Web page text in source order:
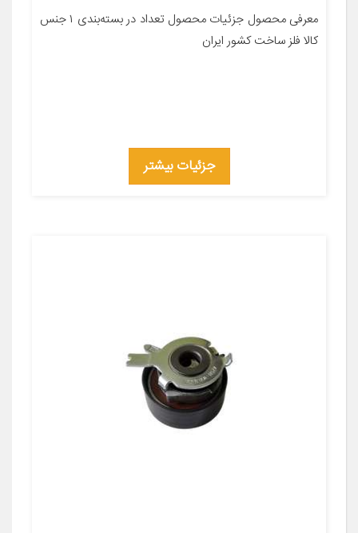
معرفی محصول جزئیات محصول تعداد در بسته‌بندی ۱ جنس
کالا فلز ساخت کشور ایران
جزئیات بیشتر